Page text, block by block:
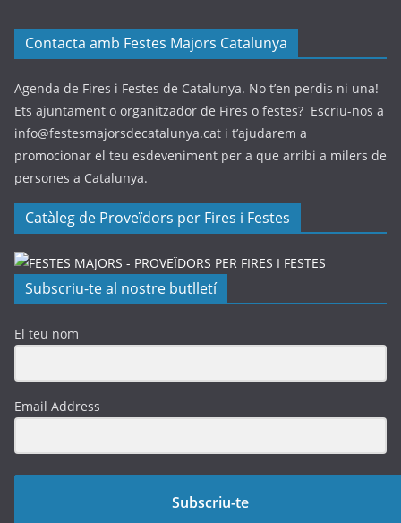
Contacta amb Festes Majors Catalunya
Agenda de Fires i Festes de Catalunya. No t’en perdis ni una!
Ets ajuntament o organitzador de Fires o festes? Escriu-nos a
info@festesmajorsdecatalunya.cat i t’ajudarem a
promocionar el teu esdeveniment per a que arribi a milers de
persones a Catalunya.
Catàleg de Proveïdors per Fires i Festes
Subscriu-te al nostre butlletí
El teu nom
Email Address
Subscriu-te